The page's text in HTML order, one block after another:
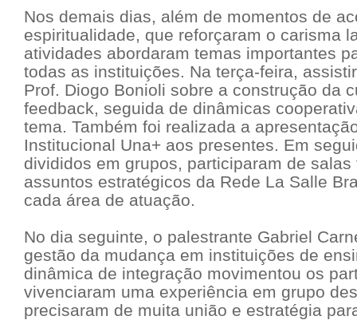
Nos demais dias, além de momentos de
espiritualidade, que reforçaram o carisma
atividades abordaram temas importantes
todas as instituições. Na terça-feira,
Prof. Diogo Bonioli sobre a construção da
feedback, seguida de dinâmicas
tema. Também foi realizada a
Institucional Una+ aos presentes. Em
divididos em grupos, participaram de
assuntos estratégicos da Rede La Salle
cada área de atuação.
No dia seguinte, o palestrante Gabriel
gestão da mudança em instituições de
dinâmica de integração movimentou os
vivenciaram uma experiência em grupo
precisaram de muita união e estratégia